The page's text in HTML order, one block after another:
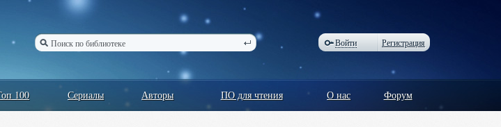
Войти Регистрация
100 Сериалы Авторы ПО для чтения О нас Форум